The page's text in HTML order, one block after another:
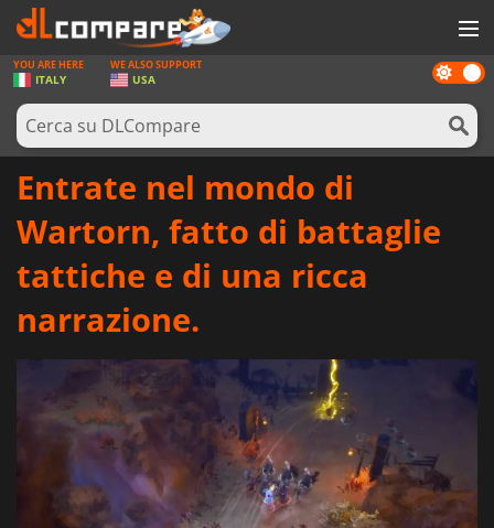
GIOCHI
PREPAGATE
SOFTWARE
Dark
mode
YOU ARE HERE
ITALY
WE ALSO SUPPORT
USA
Entrate nel mondo di
Wartorn, fatto di battaglie
tattiche e di una ricca
narrazione.